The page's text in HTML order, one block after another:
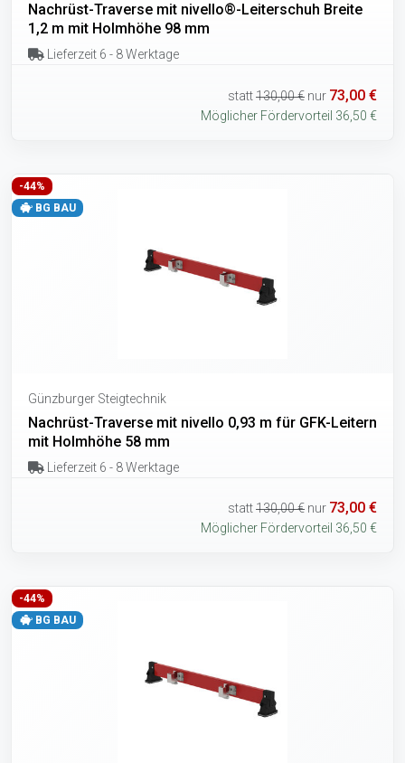
Nachrüst-Traverse mit nivello®-Leiterschuh Breite
1,2 m mit Holmhöhe 98 mm
Lieferzeit 6 - 8 Werktage
statt130,00 € nur 73,00 €
Möglicher Fördervorteil 36,50 €
-44%
BG BAU
Günzburger Steigtechnik
Nachrüst-Traverse mit nivello 0,93 m für GFK-Leitern
mit Holmhöhe 58 mm
Lieferzeit 6 - 8 Werktage
statt130,00 € nur 73,00 €
Möglicher Fördervorteil 36,50 €
-44%
BG BAU